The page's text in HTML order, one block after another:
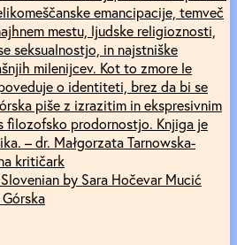
emancipacije, temveč
mestu, ljudske religioznosti,
seksualnostjo, in najstniške
milenijcev. Kot to zmore le
o identiteti, brez da bi se
piše z izrazitim in ekspresivnim
filozofsko prodornostjo. Knjiga je
– dr. Małgorzata Tarnowska-
kritičark
by Sara Hočevar Mucić